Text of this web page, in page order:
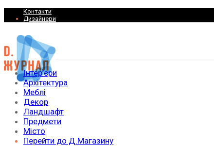
Контакти
Дизайнери
Інтер’єри
Архітектура
Меблі
Декор
Ландшафт
Предмети
Місто
Перейти до Д.Магазину